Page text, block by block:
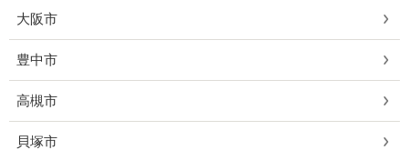
大阪市
豊中市
高槻市
貝塚市